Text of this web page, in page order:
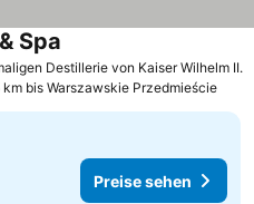
Destillerie von Kaiser Wilhelm II.
Spa
km bis Warszawskie Przedmieście
Preise sehen